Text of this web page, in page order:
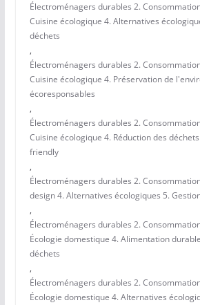
Électroménagers durables 2.
Cuisine écologique 4. Alternatives
déchets
,
Électroménagers durables 2.
Cuisine écologique 4. Préservation de
écoresponsables
,
Électroménagers durables 2.
Cuisine écologique 4. Réduction des
friendly
,
Électroménagers durables 2.
design 4. Alternatives écologiques 5.
,
Électroménagers durables 2.
Écologie domestique 4. Alimentation
déchets
,
Électroménagers durables 2.
Écologie domestique 4. Alternatives